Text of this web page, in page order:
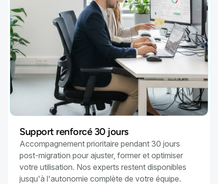
Support renforcé 30 jours
Accompagnement prioritaire pendant 30 jours
post-migration pour ajuster, former et optimiser
votre utilisation. Nos experts restent disponibles
jusqu'à l'autonomie complète de votre équipe.